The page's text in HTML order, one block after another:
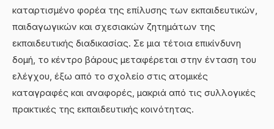
καταρτισμένο φορέα της επίλυσης των εκπαιδευτικών,
παιδαγωγικών και σχεσιακών ζητημάτων της
εκπαιδευτικής διαδικασίας. Σε μια τέτοια επικίνδυνη
δομή, το κέντρο βάρους μεταφέρεται στην ένταση του
ελέγχου, έξω από το σχολείο στις ατομικές
καταγραφές και αναφορές, μακριά από τις συλλογικές
πρακτικές της εκπαιδευτικής κοινότητας.